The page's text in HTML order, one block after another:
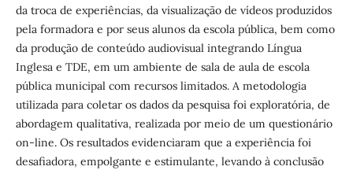
da troca de experiências, da visualização de vídeos produzidos
pela formadora e por seus alunos da escola pública, bem como
da produção de conteúdo audiovisual integrando Língua
Inglesa e TDE, em um ambiente de sala de aula de escola
pública municipal com recursos limitados. A metodologia
utilizada para coletar os dados da pesquisa foi exploratória, de
abordagem qualitativa, realizada por meio de um questionário
on-line. Os resultados evidenciaram que a experiência foi
desafiadora, empolgante e estimulante, levando à conclusão